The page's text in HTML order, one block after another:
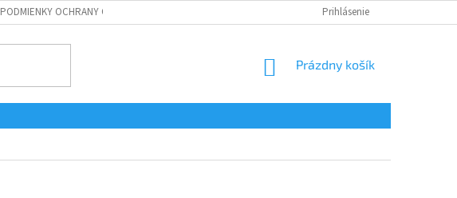
PODMIENKY OCHRANY OSOBNÝCH ÚDAJOV Prihlásenie
NÁKUPNÝ
Prázdny košík